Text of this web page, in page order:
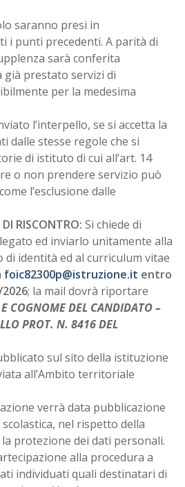
saranno presi in
i punti precedenti. A parità di
sarà conferita
già prestato servizi di
per la medesima
l’interpello, se si accetta la
dalle stesse regole che si
di istituto di cui all’art. 14
o non prendere servizio può
l’esclusione dalle
RISCONTRO: Si chiede di
ed inviarlo unitamente alla
di identità ed al curriculum vitae
foic82300p@istruzione.it entro
; la mail dovrà riportare
COGNOME DEL CANDIDATO –
PROT. N. 8416 DEL
sul sito della istituzione
all’Ambito territoriale
verrà data pubblicazione
scolastica, nel rispetto della
protezione dei dati personali.
alla procedura a
individuati quali destinatari di